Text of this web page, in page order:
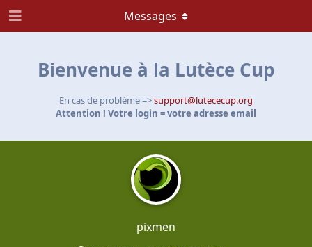
Bienvenue à la Lutèce Cup
En cas de problème =>support@lutececup.org
Attention ! Votre login = votre adresse email
pixmen
Messages